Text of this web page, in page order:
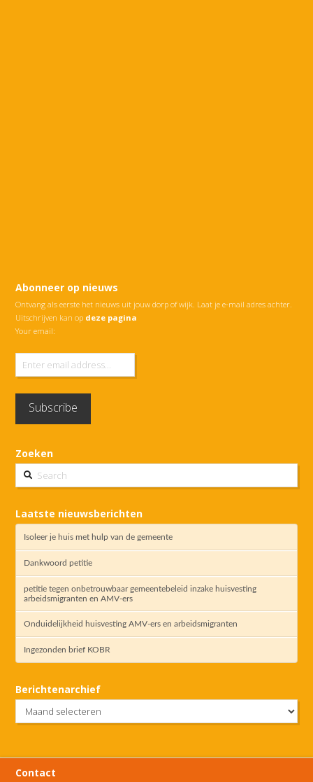
Abonneer op nieuws
Ontvang als eerste het nieuws uit jouw dorp of wijk. Laat je e-mail adres achter.
Uitschrijven kan op deze pagina
Your email:
Zoeken
Search
Laatste nieuwsberichten
Isoleer je huis met hulp van de gemeente
Dankwoord petitie
petitie tegen onbetrouwbaar gemeentebeleid inzake huisvesting
arbeidsmigranten en AMV-ers
Onduidelijkheid huisvesting AMV-ers en arbeidsmigranten
Ingezonden brief KOBR
Berichtenarchief
Contact